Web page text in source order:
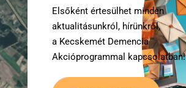
Elsőként értesülhet minden
aktualitásunkról, hírünkről,
a Kecskemét Demencia
Akcióprogrammal kapcsolatban!